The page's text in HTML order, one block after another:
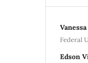
Federal
Edson